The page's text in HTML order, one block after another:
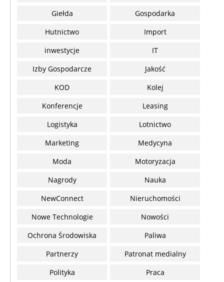
Giełda
Gospodarka
Hutnictwo
Import
inwestycje
IT
Izby Gospodarcze
Jakość
KOD
Kolej
Konferencje
Leasing
Logistyka
Lotnictwo
Marketing
Medycyna
Moda
Motoryzacja
Nagrody
Nauka
NewConnect
Nieruchomości
Nowe Technologie
Nowości
Ochrona Środowiska
Paliwa
Partnerzy
Patronat medialny
Polityka
Praca